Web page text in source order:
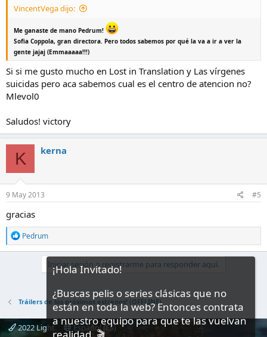
VincentVega dijo:
Me ganaste de mano Pedrum!
Sofia Coppola, gran directora. Pero todos sabemos por qué la va a ir a ver la
gente jajaj (Emmaaaaa!!!)
Si si me gusto mucho en Lost in Translation y Las vírgenes
suicidas pero aca sabemos cual es el centro de atencion no?
Mlevol0
Saludos! victory
K kerna
9 May 2013 #5
gracias
R
e
a
n
s
:
Pedrum
Iniciar sesión o registrarme para responder aquí.
Tráilers de los próximos estrenos! (OFFLINE)
2022 Light Español (ES)
¡Hola Invitado!
¿Buscas pelis o series clásicas que no
están en toda la web? Entonces contrata
a nuestro equipo para que te las vuelvan